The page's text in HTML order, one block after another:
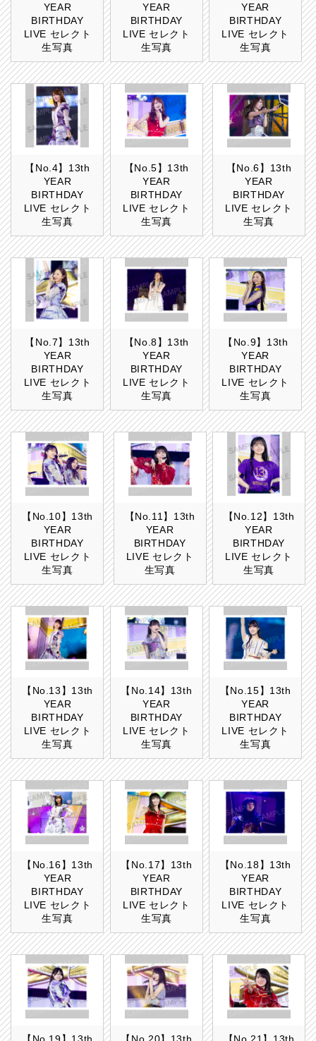
YEAR
BIRTHDAY
LIVE セレクト
生写真
YEAR
BIRTHDAY
LIVE セレクト
生写真
YEAR
BIRTHDAY
LIVE セレクト
生写真
【No.4】13th
YEAR
BIRTHDAY
LIVE セレクト
生写真
【No.5】13th
YEAR
BIRTHDAY
LIVE セレクト
生写真
【No.6】13th
YEAR
BIRTHDAY
LIVE セレクト
生写真
【No.7】13th
YEAR
BIRTHDAY
LIVE セレクト
生写真
【No.8】13th
YEAR
BIRTHDAY
LIVE セレクト
生写真
【No.9】13th
YEAR
BIRTHDAY
LIVE セレクト
生写真
【No.10】13th
YEAR
BIRTHDAY
LIVE セレクト
生写真
【No.11】13th
YEAR
BIRTHDAY
LIVE セレクト
生写真
【No.12】13th
YEAR
BIRTHDAY
LIVE セレクト
生写真
【No.13】13th
YEAR
BIRTHDAY
LIVE セレクト
生写真
【No.14】13th
YEAR
BIRTHDAY
LIVE セレクト
生写真
【No.15】13th
YEAR
BIRTHDAY
LIVE セレクト
生写真
【No.16】13th
YEAR
BIRTHDAY
LIVE セレクト
生写真
【No.17】13th
YEAR
BIRTHDAY
LIVE セレクト
生写真
【No.18】13th
YEAR
BIRTHDAY
LIVE セレクト
生写真
【No.19】13th
【No.20】13th
【No.21】13th